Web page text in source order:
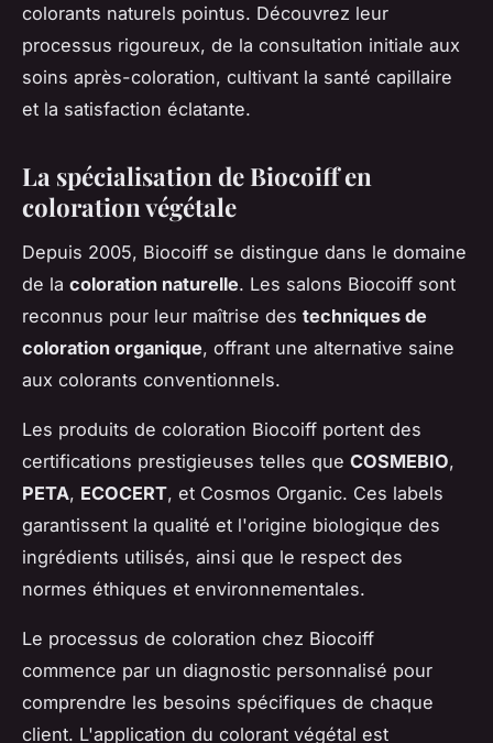
colorants naturels pointus. Découvrez leur
processus rigoureux, de la consultation initiale aux
soins après-coloration, cultivant la santé capillaire
et la satisfaction éclatante.
La spécialisation de Biocoiff en
coloration végétale
Depuis 2005, Biocoiff se distingue dans le domaine
de la coloration naturelle. Les salons Biocoiff sont
reconnus pour leur maîtrise des techniques de
coloration organique, offrant une alternative saine
aux colorants conventionnels.
Les produits de coloration Biocoiff portent des
certifications prestigieuses telles que COSMEBIO,
PETA, ECOCERT, et Cosmos Organic. Ces labels
garantissent la qualité et l'origine biologique des
ingrédients utilisés, ainsi que le respect des
normes éthiques et environnementales.
Le processus de coloration chez Biocoiff
commence par un diagnostic personnalisé pour
comprendre les besoins spécifiques de chaque
client. L'application du colorant végétal est